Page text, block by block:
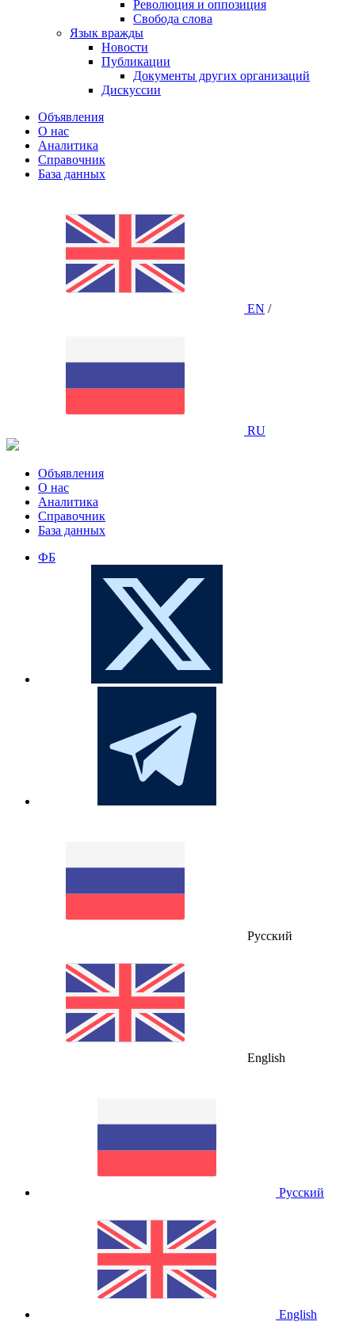
Революция и оппозиция
Свобода слова
Язык вражды
Новости
Публикации
Документы других организаций
Дискуссии
Объявления
О нас
Аналитика
Справочник
База данных
EN /
RU
Объявления
О нас
Аналитика
Справочник
База данных
ФБ
Русский
English
Русский
English